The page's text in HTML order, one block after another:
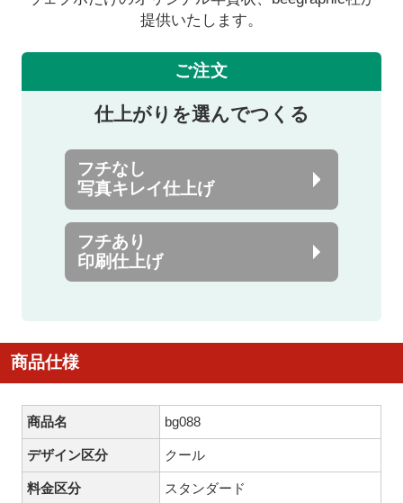
提供いたします。
ご注文
仕上がりを選んでつくる
フチなし
写真キレイ仕上げ
フチあり
印刷仕上げ
商品仕様
商品名 bg088
デザイン区分 クール
料金区分 スタンダード